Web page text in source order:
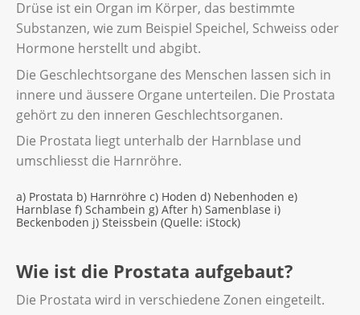
Drüse ist ein Organ im Körper, das bestimmte
Substanzen, wie zum Beispiel Speichel, Schweiss oder
Hormone herstellt und abgibt.
Die Geschlechtsorgane des Menschen lassen sich in
innere und äussere Organe unterteilen. Die Prostata
gehört zu den inneren Geschlechtsorganen.
Die Prostata liegt unterhalb der Harnblase und
umschliesst die Harnröhre.
a) Prostata b) Harnröhre c) Hoden d) Nebenhoden e)
Harnblase f) Schambein g) After h) Samenblase i)
Beckenboden j) Steissbein (Quelle: iStock)
Wie ist die Prostata aufgebaut?
Die Prostata wird in verschiedene Zonen eingeteilt.